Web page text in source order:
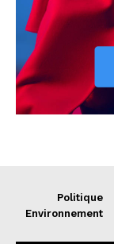
Politique
Environnement